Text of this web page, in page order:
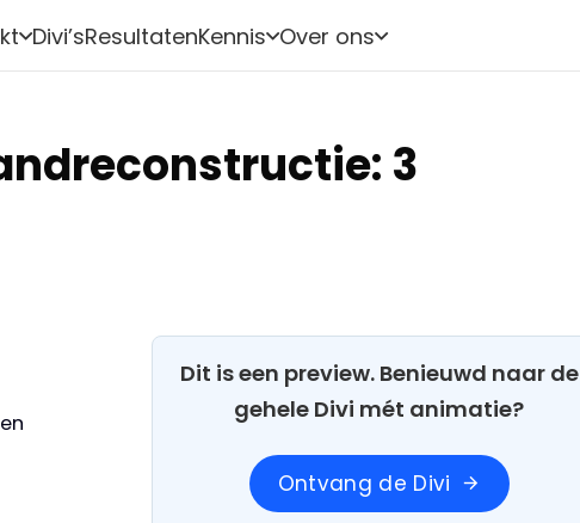
Divi’sResultatenKennis Over ons
3
Dit is een preview. Benieuwd naar de
gehele Divi mét animatie?
Ontvang de Divi arrow_forward